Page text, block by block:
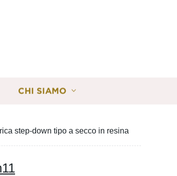
CHI SIAMO
step-down tipo a secco in resina